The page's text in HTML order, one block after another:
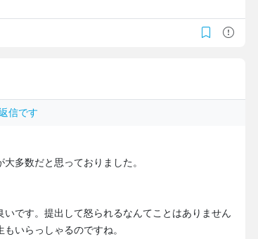
信です
多数だと思っておりました。
です。提出して怒られるなんてことはありません
いらっしゃるのですね。